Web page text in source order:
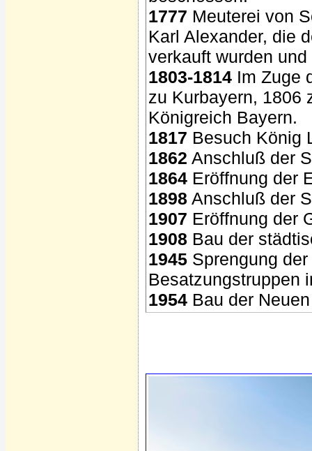
1777 Meuterei von
Karl Alexander, die
verkauft wurden
1803-1814 Im Zuge
zu Kurbayern, 1806
Königreich Bayern.
1817 Besuch König
1862 Anschluß der
1864 Eröffnung der
1898 Anschluß der
1907 Eröffnung der
1908 Bau der
1945 Sprengung
Besatzungstruppen
1954 Bau der